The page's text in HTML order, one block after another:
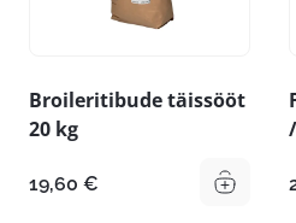
Broileritibude täissööt
20 kg
19,60 €